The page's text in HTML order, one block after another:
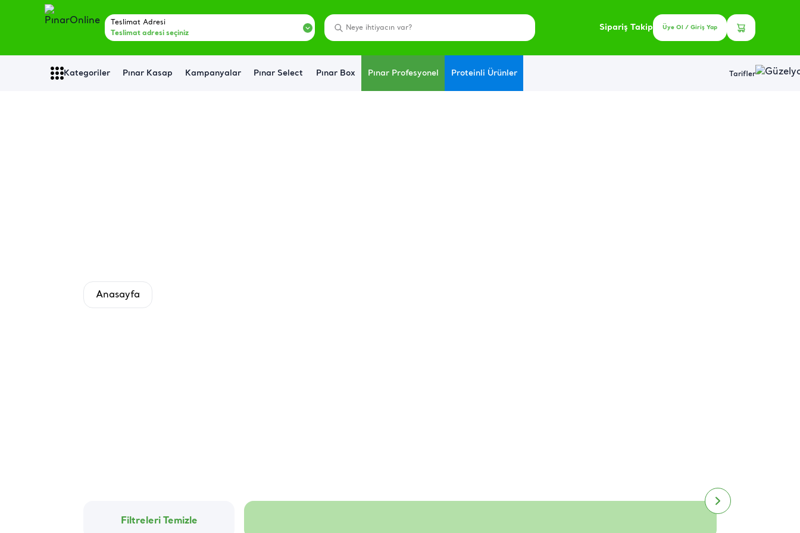
Teslimat Adresi
Teslimat adresi seçiniz
Sipariş Takip Üye Ol / Giriş Yap
Kategoriler Pınar Kasap Kampanyalar Pınar Select Pınar Box Pınar Profesyonel Proteinli Ürünler Tarifler
Anasayfa
Filtreleri Temizle